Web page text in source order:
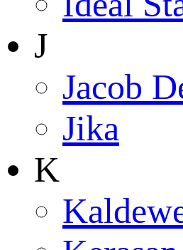
J
Jacob
Jika
K